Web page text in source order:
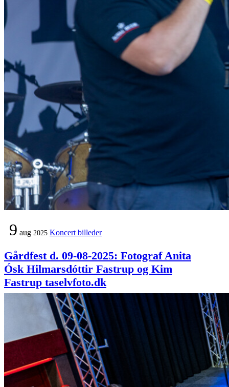
9 aug 2025 Koncert billeder
Gårdfest d. 09-08-2025: Fotograf Anita
Ósk Hilmarsdóttir Fastrup og Kim
Fastrup taselvfoto.dk